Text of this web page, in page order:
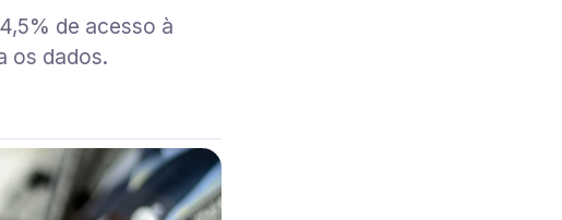
de acesso à
os dados.